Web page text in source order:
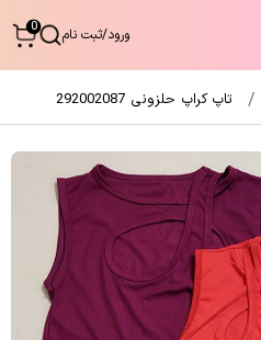
ورود/ثبت نام 0
تاپ کراپ حلزونی 292002087